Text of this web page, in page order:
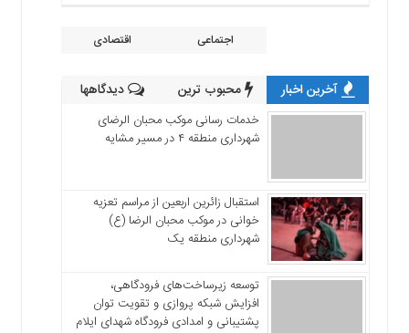
اجتماعی اقتصادی
آخرین اخبار محبوب ترین دیدگاهها
خدمات رسانی موکب محبان الرضای
شهرداری منطقه ۴ در مسیر مشایه
استقبال زائرین اربعین از مراسم تعزیه
خوانی در موکب محبان الرضا (ع)
شهرداری منطقه یک
توسعه زیرساخت‌های فرودگاهی،
افزایش شبکه پروازی و تقویت توان
پشتیبانی و امدادی فرودگاه شهدای ایلام